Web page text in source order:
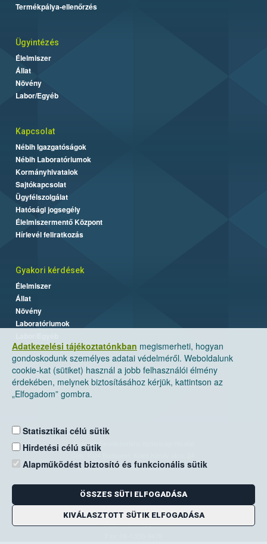
Adatkezelési tájékoztatónkban megismerheti, hogyan
gondoskodunk személyes adatai védelméről. Weboldalunk
cookie-kat (sütiket) használ a jobb felhasználói élmény
érdekében, melynek biztosításához kérjük, kattintson az
„Elfogadom” gombra.
Statisztikai célú sütik
Hirdetési célú sütik
Alapműködést biztosító és funkcionális sütik
ÖSSZES SÜTI ELFOGADÁSA
KIVÁLASZTOTT SÜTIK ELFOGADÁSA
Termékpálya-ellenőrzés
Ügyintézés
Élelmiszer
Állat
Növény
Labor/Egyéb
Kapcsolat
Nébih Igazgatóságok
Nébih Laboratóriumok
Kormányhivatalok
Sajtókapcsolat
Ügyfélszolgálat
Hatósági jogsegély
Élelmiszermentő Központ
Hírlevél feliratkozás
Gyakori kérdések
Élelmiszer
Állat
Növény
Laboratóriumok
Nemzeti Élelmiszerlánc-biztonsági Hivatal
Levelezési cím: 1525 Budapest. Pf. 30.
E-mail:ugyfelszolgalat@nebih.gov.hu
Zöld szám: 06-80/263-244
Telefon: 06-1/ 336-9000